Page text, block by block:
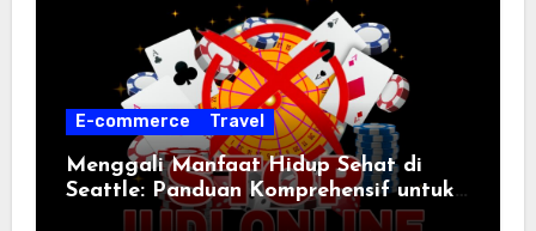
E-commerce Travel
Menggali Manfaat Hidup Sehat di
Seattle: Panduan Komprehensif untuk
Pemula